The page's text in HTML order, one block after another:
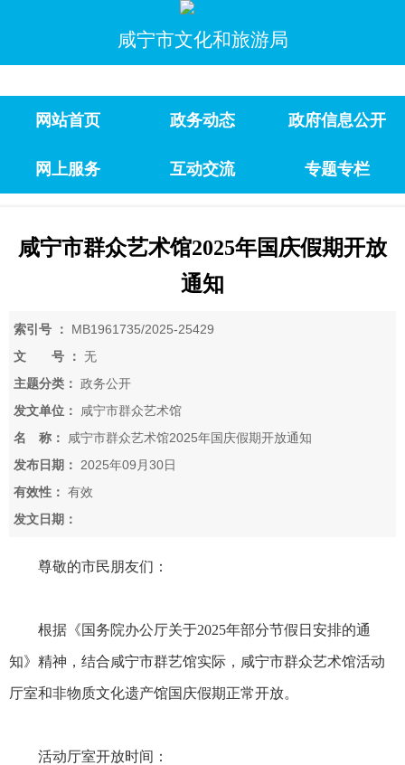
咸宁市文化和旅游局
网站首页 政务动态 政府信息公开
网上服务 互动交流 专题专栏
咸宁市群众艺术馆2025年国庆假期开放
通知
索引号 ：
MB1961735/2025-25429
文 号 ： 无
主题分类： 政务公开
发文单位：
咸宁市群众艺术馆
名 称：
咸宁市群众艺术馆2025年国庆假期开放通知
发布日期：
2025年09月30日
有效性： 有效
发文日期：
尊敬的市民朋友们：
根据《国务院办公厅关于2025年部分节假日安排的通
知》精神，结合咸宁市群艺馆实际，咸宁市群众艺术馆活动
厅室和非物质文化遗产馆国庆假期正常开放。
活动厅室开放时间：